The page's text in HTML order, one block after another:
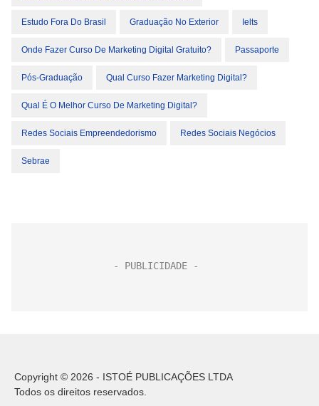
Estudo Fora Do Brasil Graduação No Exterior Ielts
Onde Fazer Curso De Marketing Digital Gratuito? Passaporte
Pós-Graduação Qual Curso Fazer Marketing Digital?
Qual É O Melhor Curso De Marketing Digital?
Redes Sociais Empreendedorismo Redes Sociais Negócios
Sebrae
Copyright © 2026 - ISTOÉ PUBLICAÇÕES LTDA
Todos os direitos reservados.